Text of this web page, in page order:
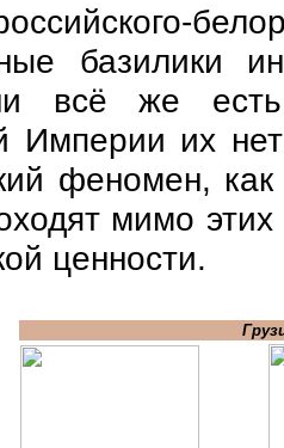
базилики
всё же
Империи их
феномен,
мимо этих
ценности.